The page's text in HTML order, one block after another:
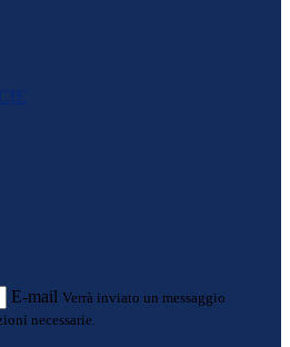
E-mail Verrà inviato un messaggio
necessarie.